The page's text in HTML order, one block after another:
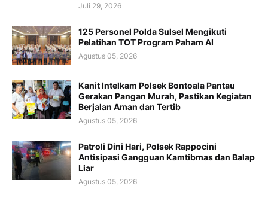
Juli 29, 2026
125 Personel Polda Sulsel Mengikuti
Pelatihan TOT Program Paham AI
Agustus 05, 2026
Kanit Intelkam Polsek Bontoala Pantau
Gerakan Pangan Murah, Pastikan Kegiatan
Berjalan Aman dan Tertib
Agustus 05, 2026
Patroli Dini Hari, Polsek Rappocini
Antisipasi Gangguan Kamtibmas dan Balap
Liar
Agustus 05, 2026